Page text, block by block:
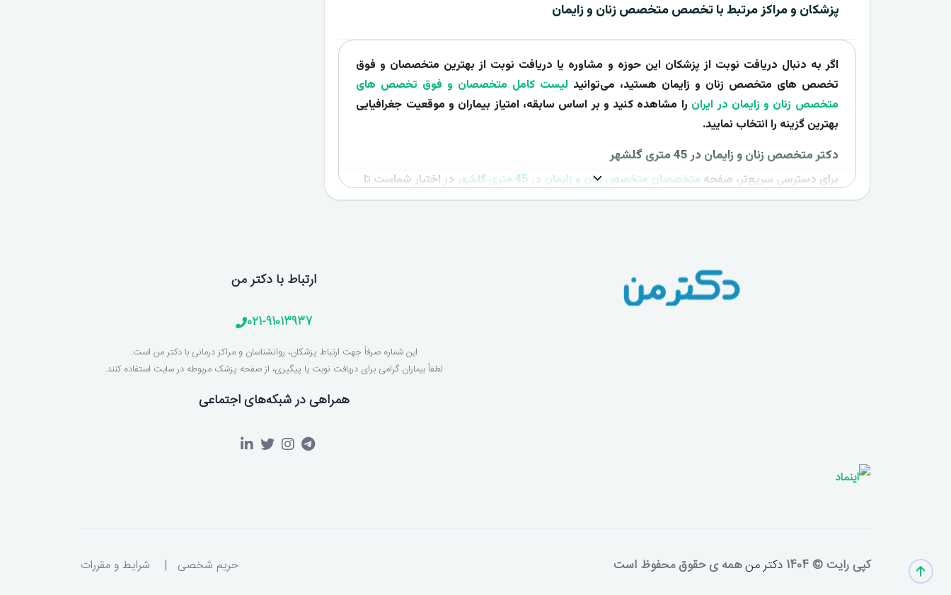
پزشکان و مراکز مرتبط با تخصص متخصص زنان و زایمان
اگر به دنبال دریافت نوبت از پزشکان این حوزه و مشاوره یا دریافت نوبت از بهترین متخصصان و فوق
تخصص های متخصص زنان و زایمان هستید، می‌توانید لیست کامل متخصصان و فوق تخصص های
متخصص زنان و زایمان در ایران را مشاهده کنید و بر اساس سابقه، امتیاز بیماران و موقعیت جغرافیایی
بهترین گزینه را انتخاب نمایید.
دکتر متخصص زنان و زایمان در 45 متری گلشهر
برای دسترسی سریع‌تر، صفحه متخصصان متخصص زنان و زایمان در 45 متری گلشهر
در اختیار شماست تا
سایر پزشکان فعال در این شهر را بررسی و به‌صورت آنلاین نوبت رزرو کنید.
بهترین دکتر جوان‌ سازی تخمدان و رحم با روش PRP در ایران
بهترین دکتر درمان سقط مکرر در ایران
بخش استفاده کنید و نزدیک‌ترین گزینه را انتخاب نمایید.
دکتر مراقبت‌های دوران بارداری در 45 متری گلشهر
ارتباط با دکتر من
021-91013937
این شماره صرفاً جهت ارتباط پزشکان، روانشناسان و مراکز درمانی با دکتر من است.
لطفاً بیماران گرامی برای دریافت نوبت یا پیگیری، از صفحه پزشک مربوطه در سایت استفاده کنند.
همراهی در شبکه‌های اجتماعی
کپی رایت © 1404 دکتر منهمه ی حقوق محفوظ است حریم شخصی شرایط و مقررات